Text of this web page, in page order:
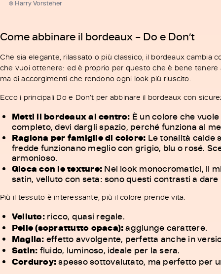
© Harry Vorsteher
Come abbinare il bordeaux – Do e Don’t
Che sia elegante, rilassato o più classico, il bordeaux cambia
che vuoi ottenere: ed è proprio per questo che è bene
ma di accorgimenti che rendono ogni look più riuscito.
Ecco i principali Do e Don’t per abbinare il bordeaux con
Metti il bordeaux al centro: È un colore che
completo, devi dargli spazio, perché funziona al
Ragiona per famiglie di colore: Le tonalità calde
fredde funzionano meglio con grigio, blu o rosé.
armonioso.
Gioca con le texture: Nei look monocromatici, il
satin, velluto con seta: sono questi contrasti a
Più il tessuto è interessante, più il colore prende vita.
Velluto:ricco, quasi regale.
Pelle (soprattutto opaca):aggiunge carattere.
Maglia: effetto avvolgente, perfetta anche in
Satin: fluido, luminoso, ideale per la sera.
Corduroy:spesso sottovalutato, ma perfetto per